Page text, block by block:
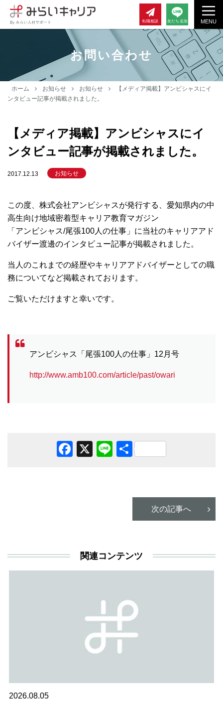
MENU
転職相談 友だち追加
お問い合わせ
ホーム お知らせ お知らせ
【メディア掲載】アンビシャスにイ
ンタビュー記事が掲載されました。
【メディア掲載】アンビシャスにイ
ンタビュー記事が掲載されました。
2017.12.13 お知らせ
この度、株式会社アンビシャスが発行する、愛知県内の中
高生向け地域密着型キャリア教育マガジン
「アンビシャス/尾張100人の仕事」に当社のキャリアアド
バイザー渡邊のインタビュー記事が掲載されました。
当人のこれまでの経歴やキャリアアドバイザーとしての職
務についてなど掲載されております。
ご覧いただけますと幸いです。
アンビシャス「尾張100人の仕事」12月号
http://www.amb100.com/article/past/owari
Facebook
X Line共
次の記事へ
関連コンテンツ
2026.08.05